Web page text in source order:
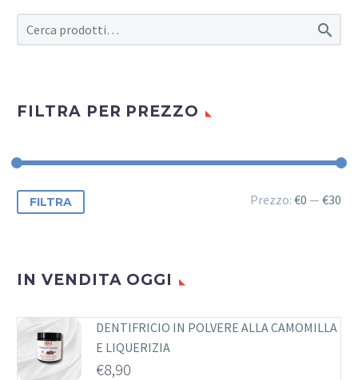

FILTRA PER PREZZO
Prezzo
Min
Prezzo
Max
FILTRA Prezzo: €0 — €30
IN VENDITA OGGI
DENTIFRICIO IN POLVERE ALLA CAMOMILLA
E LIQUERIZIA
€8,90